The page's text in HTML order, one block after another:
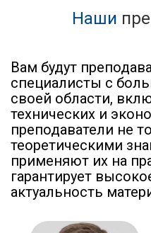
Наши
Вам будут
специалисты с
своей области,
технических и
преподаватели не
теоретическими
применяют их на
гарантирует
актуальность